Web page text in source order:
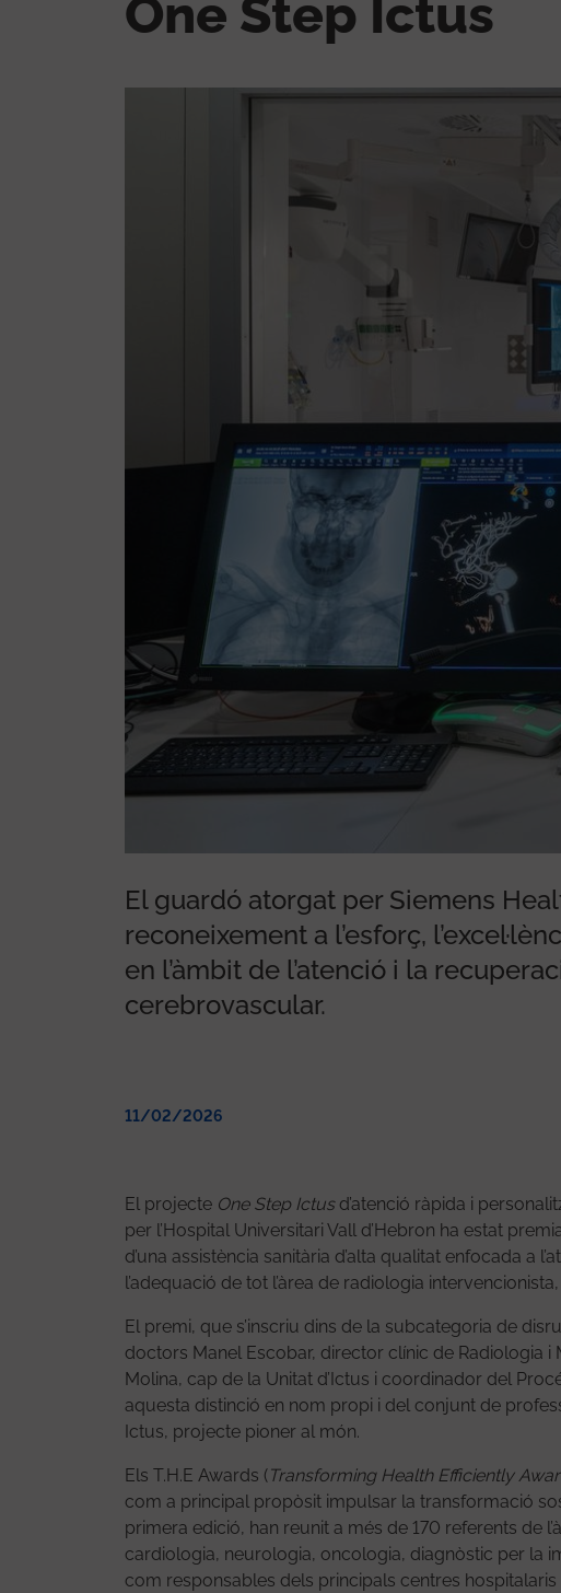
One Step Ictus
El guardó atorgat per Siemens
reconeixement a l’esforç,
en l’àmbit de l’atenció i la
cerebrovascular.
11/02/2026
El projecte One Step Ictus d’atenció ràpida i
per l’Hospital Universitari Vall d’Hebron ha estat
d’una assistència sanitària d’alta qualitat enfocada a
l’adequació de tot l’àrea de radiologia
El premi, que s’inscriu dins de la subcategoria de
doctors Manel Escobar, director clínic de Radiologia
Molina, cap de la Unitat d’Ictus i coordinador del
aquesta distinció en nom propi i del conjunt de
Ictus, projecte pioner al món.
Els T.H.E Awards (Transforming Health Efficiently
com a principal propòsit impulsar la transformació
primera edició, han reunit a més de 170 referents de
cardiologia, neurologia, oncologia, diagnòstic per la
com responsables dels principals centres